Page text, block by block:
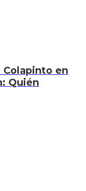
Colapinto en
Quién